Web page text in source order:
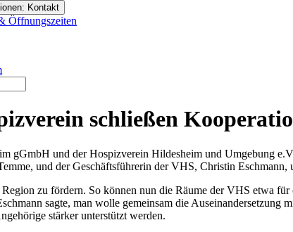
Kontakt
Öffnungszeiten
schließen
gGmbH und der Hospizverein Hildesheim und Umgebung
und der Geschäftsführerin der VHS, Christin Eschmann,
zu fördern. So können nun die Räume der VHS etwa
sagte, man wolle gemeinsam die
stärker unterstützt werden.